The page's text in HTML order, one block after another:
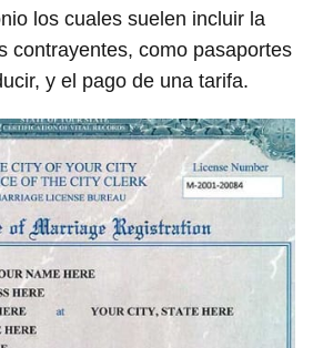
los cuales suelen incluir la
contrayentes, como pasaportes
y el pago de una tarifa.